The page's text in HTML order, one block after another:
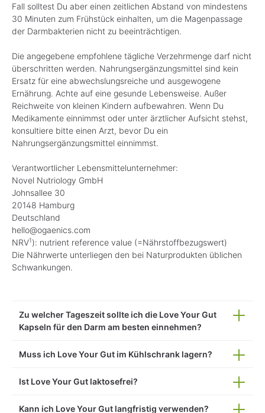
Fall solltest Du aber einen zeitlichen Abstand von mindestens
30 Minuten zum Frühstück einhalten, um die Magenpassage
der Darmbakterien nicht zu beeinträchtigen.
Die angegebene empfohlene tägliche Verzehrmenge darf nicht
überschritten werden. Nahrungsergänzungsmittel sind kein
Ersatz für eine abwechslungsreiche und ausgewogene
Ernährung. Achte auf eine gesunde Lebensweise. Außer
Reichweite von kleinen Kindern aufbewahren. Wenn Du
Medikamente einnimmst oder unter ärztlicher Aufsicht stehst,
konsultiere bitte einen Arzt, bevor Du ein
Nahrungsergänzungsmittel einnimmst.
Verantwortlicher Lebensmittelunternehmer:
Novel Nutriology GmbH
Johnsallee 30
20148 Hamburg
Deutschland
hello@ogaenics.com
NRV1): nutrient reference value (=Nährstoffbezugswert)
Die Nährwerte unterliegen den bei Naturprodukten üblichen
Schwankungen.
Zu welcher Tageszeit sollte ich die Love Your Gut
Kapseln für den Darm am besten einnehmen?
Muss ich Love Your Gut im Kühlschrank lagern?
Ist Love Your Gut laktosefrei?
Kann ich Love Your Gut langfristig verwenden?